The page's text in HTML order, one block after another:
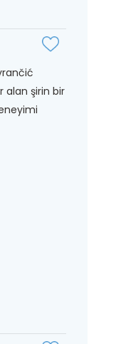
alan şirin bir